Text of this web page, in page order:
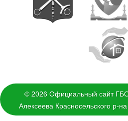
© 2026 Официальный сайт
Алексеева Красносельского р-